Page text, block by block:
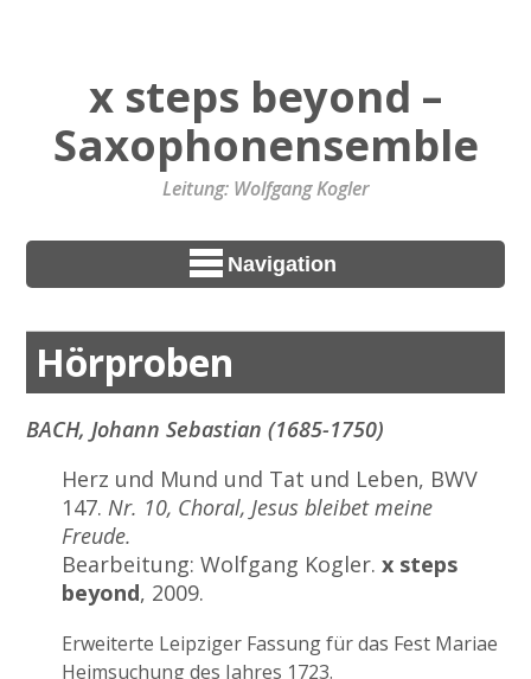
x steps beyond –
Saxophonensemble
Leitung: Wolfgang Kogler
Navigation
Hörproben
BACH, Johann Sebastian (1685-1750)
Herz und Mund und Tat und Leben, BWV
147.Nr. 10, Choral, Jesus bleibet meine
Freude.
Bearbeitung: Wolfgang Kogler.x steps
beyond, 2009.
Erweiterte Leipziger Fassung für das Fest Mariae
Heimsuchung des Jahres 1723.